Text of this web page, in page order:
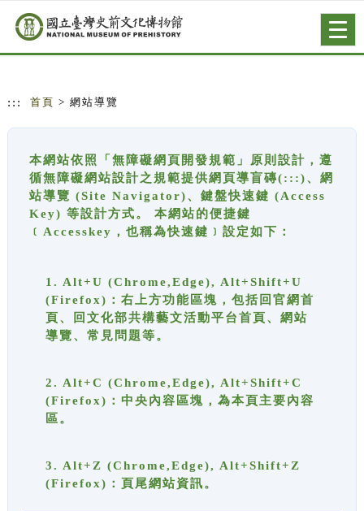
跳到主要內容
網站導覽
::: 首頁 > 網站導覽
本網站依照「無障礙網頁開發規範」原則設計，遵
循無障礙網站設計之規範提供網頁導盲磚(:::)、網
站導覽 (Site Navigator)、鍵盤快速鍵 (Access
Key) 等設計方式。 本網站的便捷鍵
﹝Accesskey，也稱為快速鍵﹞設定如下：
1. Alt+U (Chrome,Edge), Alt+Shift+U
(Firefox)：右上方功能區塊，包括回官網首
頁、回文化部共構藝文活動平台首頁、網站
導覽、常見問題等。
2. Alt+C (Chrome,Edge), Alt+Shift+C
(Firefox)：中央內容區塊，為本頁主要內容
區。
3. Alt+Z (Chrome,Edge), Alt+Shift+Z
(Firefox)：頁尾網站資訊。